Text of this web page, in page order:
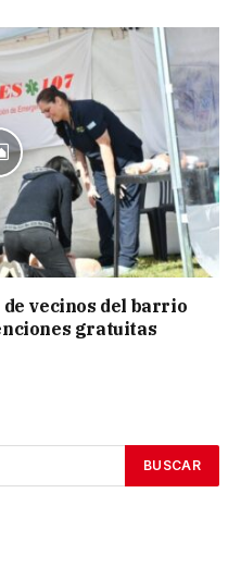
vecinos del barrio
gratuitas